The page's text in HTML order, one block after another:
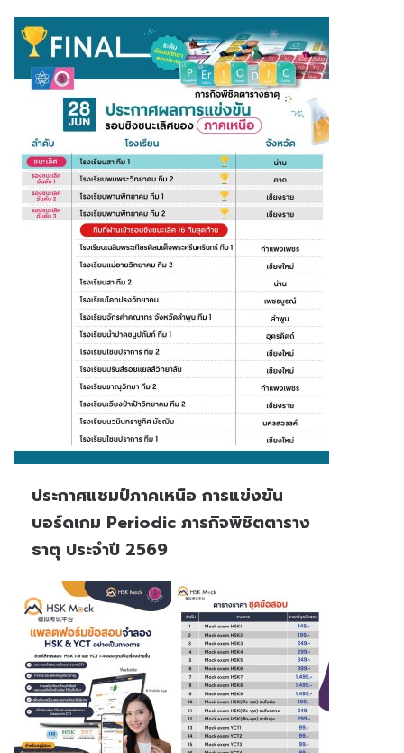
ประกาศแชมป์ภาคเหนือ การแข่งขัน
บอร์ดเกม Periodic ภารกิจพิชิตตาราง
ธาตุ ประจำปี 2569